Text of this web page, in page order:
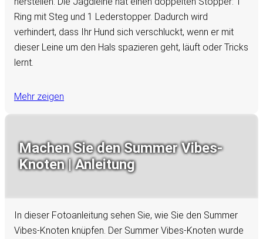
Ring mit Steg und 1 Lederstopper. Dadurch wird
verhindert, dass Ihr Hund sich verschluckt, wenn er mit
dieser Leine um den Hals spazieren geht, läuft oder Tricks
lernt.
Mehr zeigen
Machen Sie den Summer Vibes-
Knoten | Anleitung
In dieser Fotoanleitung sehen Sie, wie Sie den Summer
Vibes-Knoten knüpfen. Der Summer Vibes-Knoten wurde